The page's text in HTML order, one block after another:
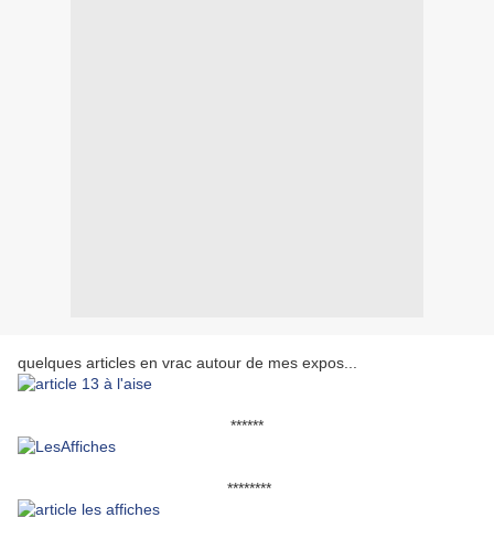
quelques articles en vrac autour de mes expos...
******
********